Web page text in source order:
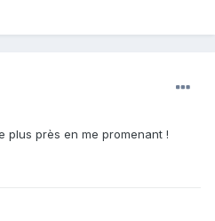
plus près en me promenant !